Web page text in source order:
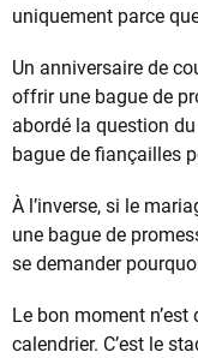
uniquement parce
Un anniversaire de
offrir une bague de
abordé la question
bague de fiançailles
À l’inverse, si le
une bague de
se demander
Le bon moment
calendrier. C’est le